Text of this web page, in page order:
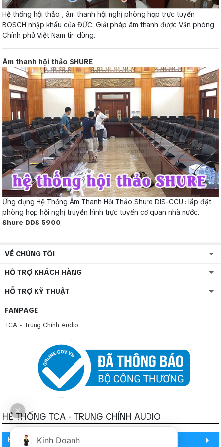
Hệ thống hội thảo , âm thanh hội nghị phòng họp trực tuyến
BOSCH nhập khẩu của ĐỨC. Giải pháp âm thanh được Văn phòng
Chính phủ Việt Nam tin dùng.
Âm thanh hội thảo SHURE
Ứng dụng Hệ Thống Âm Thanh Hội Thảo Shure DIS-CCU : lắp đặt
phòng họp hội nghị truyền hình trực tuyến cơ quan nhà nước.
Shure DDS 5900
VỀ CHÚNG TÔI
HỖ TRỢ KHÁCH HÀNG
HỖ TRỢ KỸ THUẬT
FANPAGE
TCA - Trung Chính Audio
HỆ THỐNG TCA - TRUNG CHÍNH AUDIO
HỒ CHÍ MINHKinh Doanh